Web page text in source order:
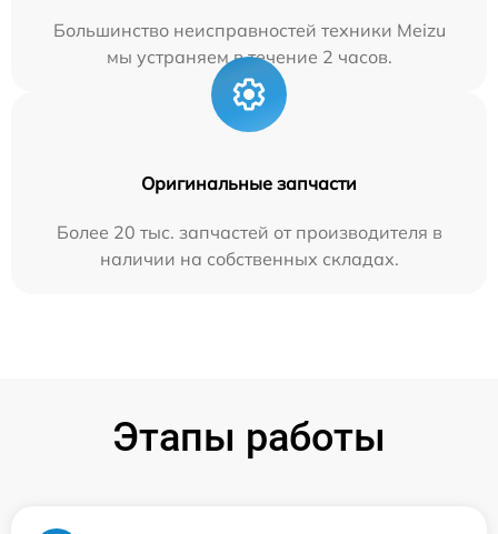
Большинство неисправностей техники Meizu
мы устраняем в течение 2 часов.
Оригинальные запчасти
Более 20 тыс. запчастей от производителя в
наличии на собственных складах.
Этапы работы